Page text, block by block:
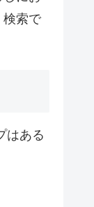
検索で
はある